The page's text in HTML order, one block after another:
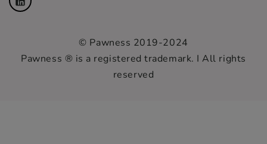
© Pawness 2019-2024
Pawness ® is a registered trademark. I All rights
reserved